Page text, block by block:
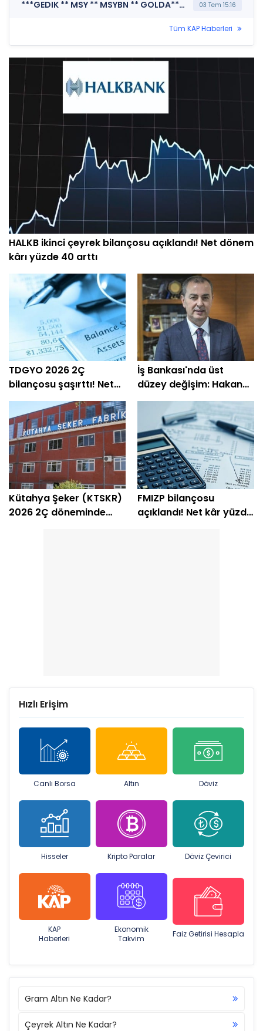
***GEDIK ** MSY ** MSYBN ** GOLDA*** GEDİK YATIRIM MENKUL DEĞERLER A.Ş. (Halka Arz Sonuçları) 03 Tem 15:16
Tüm KAP Haberleri
HALKB ikinci çeyrek bilançosu açıklandı! Net dönem
kârı yüzde 40 arttı
TDGYO 2026 2Ç
bilançosu şaşırttı! Net
kâr yüzde 105 bin arttı
İş Bankası'nda üst
düzey değişim: Hakan
Aran görevini
devrediyor
Kütahya Şeker (KTSKR)
2026 2Ç döneminde
FMIZP bilançosu
açıklandı! Net kâr yüzde
Hızlı Erişim
Canlı Borsa Altın Döviz
Hisseler Kripto Paralar Döviz Çevirici
KAP
Haberleri
Ekonomik
Takvim
Faiz Getirisi Hesapla
Gram Altın Ne Kadar?
Çeyrek Altın Ne Kadar?